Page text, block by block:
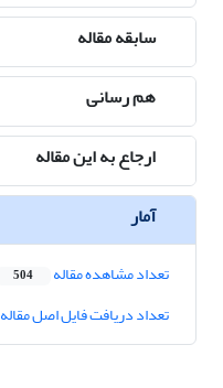
سابقه مقاله
هم رسانی
ارجاع به این مقاله
آمار
تعداد مشاهده مقاله 504
تعداد دریافت فایل اصل مقاله